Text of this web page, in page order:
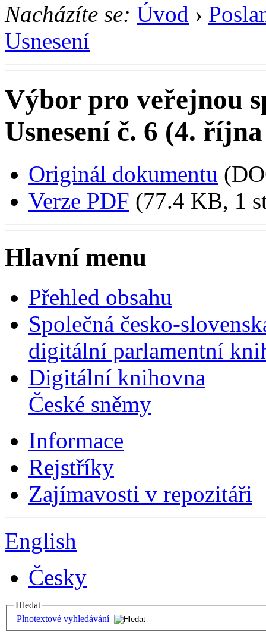
Nacházíte se: Úvod ›
Usnesení
Výbor pro veřejnou
Usnesení č. 6 (4.
Originál dokumentu
Verze PDF (77.4 KB, 1
Hlavní menu
Přehled obsahu
Společná česko-
digitální parlamentní
Digitální knihovna
České sněmy
Informace
Rejstříky
Zajímavosti v repozitáři
English
Česky
Hledat
Plnotextové vyhledávání